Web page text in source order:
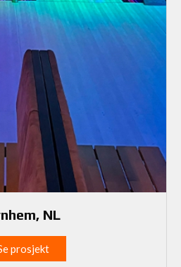
NL
prosjekt